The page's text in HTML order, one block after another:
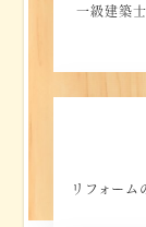
一級建築
リフォーム